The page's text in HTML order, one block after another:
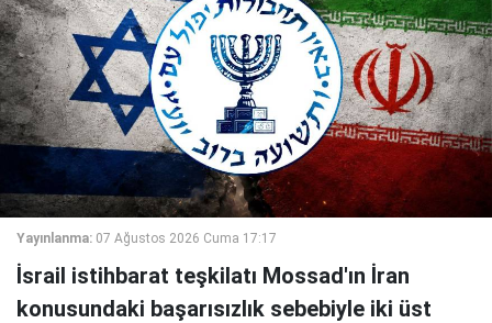
Yayınlanma: 07 Ağustos 2026 Cuma 17:17
İsrail istihbarat teşkilatı Mossad'ın İran
konusundaki başarısızlık sebebiyle iki üst